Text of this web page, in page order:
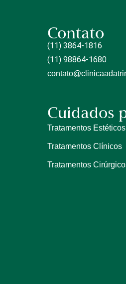
Contato
(11) 3864-1816
(11) 98864-1680
Cuidados
Tratamentos Estéticos
Tratamentos Clínicos
Tratamentos